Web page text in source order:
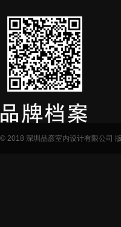
© 2018 深圳品彦室内设计有限公司